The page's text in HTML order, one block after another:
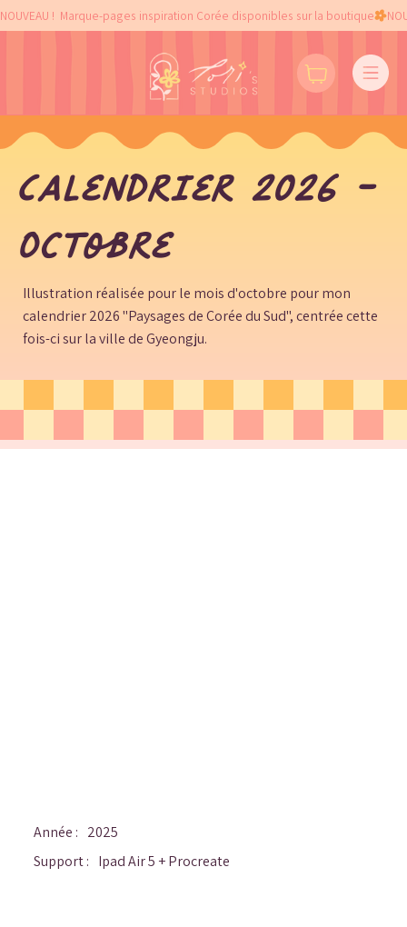
NOUVEAU !  Marque-pages inspiration Corée disponibles sur la boutique
Calendrier 2026 -
Octobre
Illustration réalisée pour le mois d'octobre pour mon
calendrier 2026 "Paysages de Corée du Sud", centrée cette
fois-ci sur la ville de Gyeongju.
Année : 2025
Support : Ipad Air 5 + Procreate